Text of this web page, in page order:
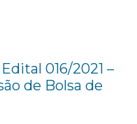
016/2021 –
de Bolsa de